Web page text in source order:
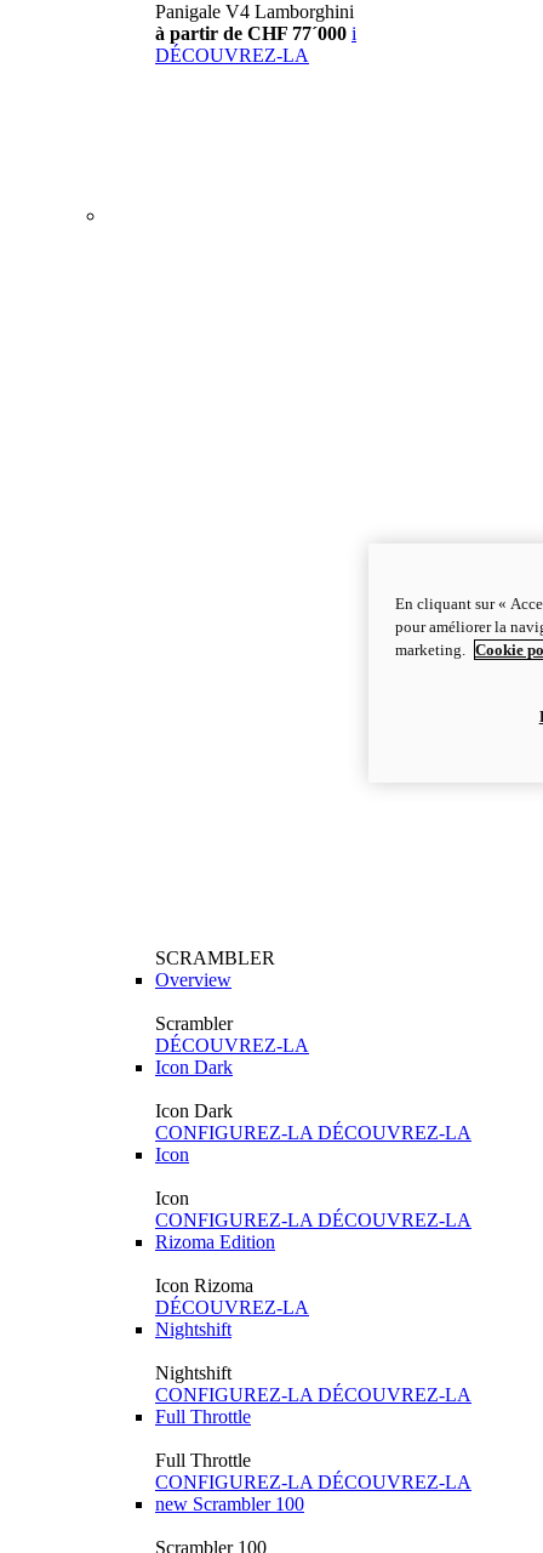
Panigale V4 Lamborghini
à partir de CHF 77´000 i
DÉCOUVREZ-LA
SCRAMBLER
Overview
Scrambler
DÉCOUVREZ-LA
Icon Dark
Icon Dark
CONFIGUREZ-LA DÉCOUVREZ-LA
Icon
Icon
CONFIGUREZ-LA DÉCOUVREZ-LA
Rizoma Edition
Icon Rizoma
DÉCOUVREZ-LA
Nightshift
Nightshift
CONFIGUREZ-LA DÉCOUVREZ-LA
Full Throttle
Full Throttle
CONFIGUREZ-LA DÉCOUVREZ-LA
new Scrambler 100
Scrambler 100
En cliquant sur «
pour améliorer la
marketing.
Cookie